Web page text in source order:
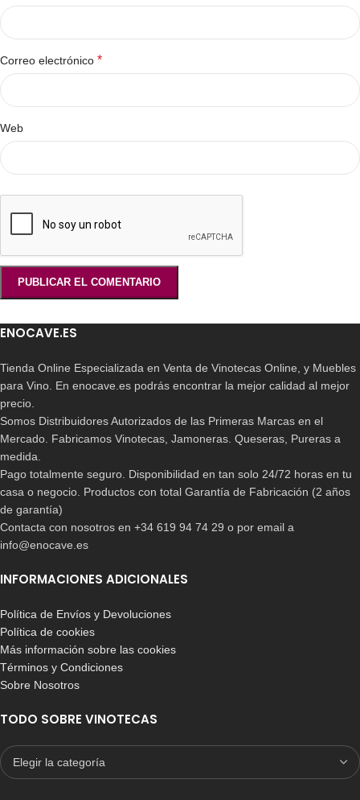
Correo electrónico *
Web
ENOCAVE.ES
Tienda Online Especializada en Venta de Vinotecas Online, y Muebles
para Vino. En enocave.es podrás encontrar la mejor calidad al mejor
precio.
Somos Distribuidores Autorizados de las Primeras Marcas en el
Mercado. Fabricamos Vinotecas, Jamoneras. Queseras, Pureras a
medida.
Pago totalmente seguro. Disponibilidad en tan solo 24/72 horas en tu
casa o negocio. Productos con total Garantía de Fabricación (2 años
de garantía)
Contacta con nosotros en +34 619 94 74 29 o por email a
info@enocave.es
INFORMACIONES ADICIONALES
Política de Envíos y Devoluciones
Política de cookies
Más información sobre las cookies
Términos y Condiciones
Sobre Nosotros
TODO SOBRE VINOTECAS